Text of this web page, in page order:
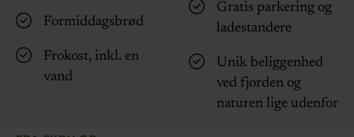
Formiddagsbrød
Frokost, inkl. en
vand
Gratis parkering og
ladestandere
Unik beliggenhed
ved fjorden og
naturen lige udenfor